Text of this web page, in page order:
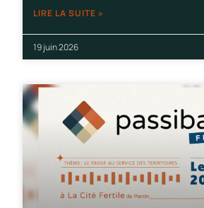
LIRE LA SUITE »
19 juin 2026